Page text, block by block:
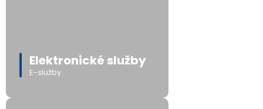
Elektronické služby
E-služby